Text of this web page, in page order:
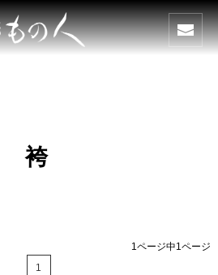
袴
1ページ中1ページ
1